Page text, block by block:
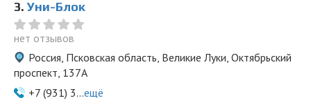
3.Уни-Блок
нет отзывов
Россия, Псковская область, Великие Луки, Октябрьский
проспект, 137А
+7 (931) 3...ещё